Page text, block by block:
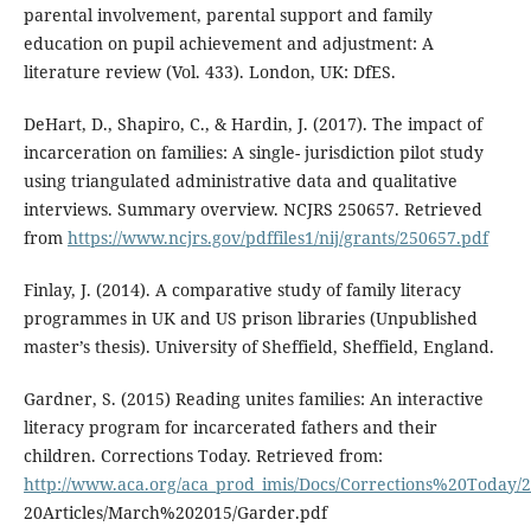
parental involvement, parental support and family
education on pupil achievement and adjustment: A
literature review (Vol. 433). London, UK: DfES.
DeHart, D., Shapiro, C., & Hardin, J. (2017). The impact of
incarceration on families: A single- jurisdiction pilot study
using triangulated administrative data and qualitative
interviews. Summary overview. NCJRS 250657. Retrieved
from https://www.ncjrs.gov/pdffiles1/nij/grants/250657.pdf
Finlay, J. (2014). A comparative study of family literacy
programmes in UK and US prison libraries (Unpublished
master’s thesis). University of Sheffield, Sheffield, England.
Gardner, S. (2015) Reading unites families: An interactive
literacy program for incarcerated fathers and their
children. Corrections Today. Retrieved from:
http://www.aca.org/aca_prod_imis/Docs/Corrections%20Today/
20Articles/March%202015/Garder.pdf